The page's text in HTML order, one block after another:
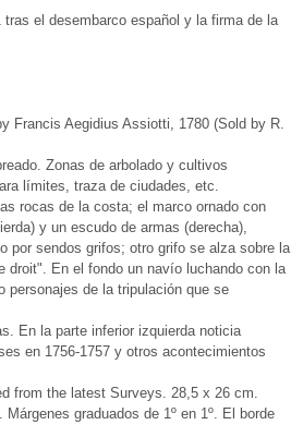
el desembarco español y la firma de la
Francis Aegidius Assiotti, 1780 (Sold by R.
Zonas de arbolado y cultivos
límites, traza de ciudades, etc.
rocas de la costa; el marco ornado con
y un escudo de armas (derecha),
por sendos grifos; otro grifo se alza sobre la
droit". En el fondo un navío luchando con la
personajes de la tripulación que se
En la parte inferior izquierda noticia
en 1756-1757 y otros acontecimientos
from the latest Surveys. 28,5 x 26 cm.
graduados de 1º en 1º. El borde